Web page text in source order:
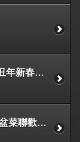
觀塘體育促進會有限公司己丑年新春團拜
2009己丑年塘福村新春敬老盆菜聯歡晚會